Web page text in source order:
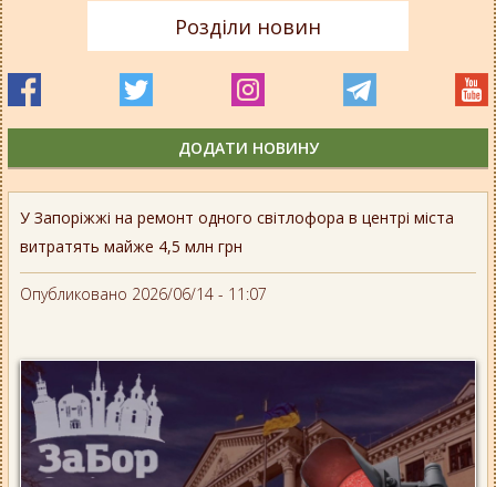
У Запоріжжі на ремонт одного світлофора в центрі міста
витратять майже 4,5 млн грн
Опубликовано 2026/06/14 - 11:07
Розділи новин
ДОДАТИ НОВИНУ